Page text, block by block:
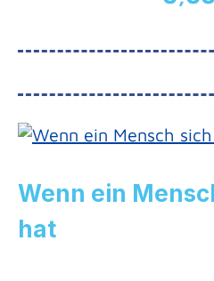
Wenn ein
hat